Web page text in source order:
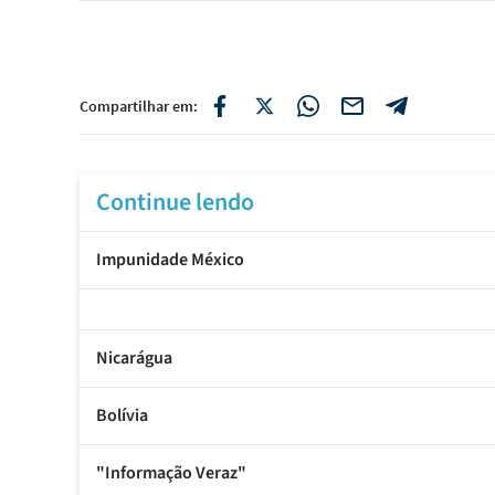
Compartilhar em:
Continue lendo
Impunidade México
Nicarágua
Bolívia
"Informação Veraz"